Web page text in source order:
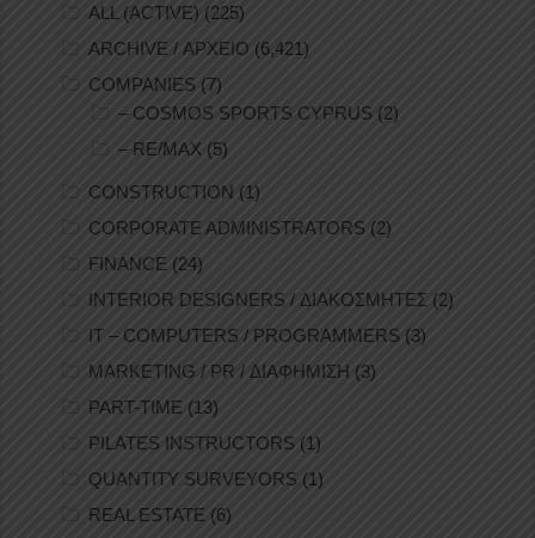
ALL (ACTIVE) (225)
ARCHIVE / ΑΡΧΕΙΟ (6,421)
COMPANIES (7)
– COSMOS SPORTS CYPRUS (2)
– RE/MAX (5)
CONSTRUCTION (1)
CORPORATE ADMINISTRATORS (2)
FINANCE (24)
INTERIOR DESIGNERS / ΔΙΑΚΟΣΜΗΤΕΣ (2)
IT – COMPUTERS / PROGRAMMERS (3)
MARKETING / PR / ΔΙΑΦΗΜΙΣΗ (3)
PART-TIME (13)
PILATES INSTRUCTORS (1)
QUANTITY SURVEYORS (1)
REAL ESTATE (6)